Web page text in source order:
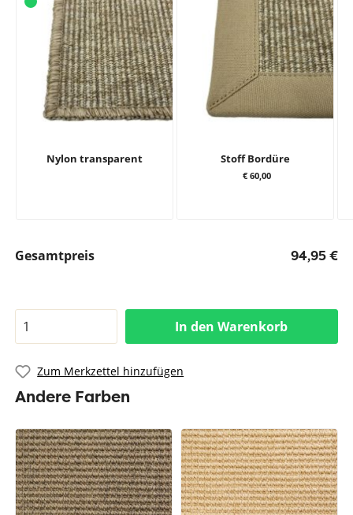
Nylon transparent Stoff Bordüre
€ 60,00
Gesamtpreis 94,95 €
In den Warenkorb
Zum Merkzettel hinzufügen
Andere Farben